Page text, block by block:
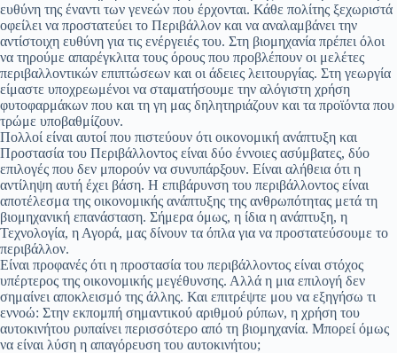
ευθύνη της έναντι των γενεών που έρχονται. Κάθε πολίτης ξεχωριστά
οφείλει να προστατεύει το Περιβάλλον και να αναλαμβάνει την
αντίστοιχη ευθύνη για τις ενέργειές του. Στη βιομηχανία πρέπει όλοι
να τηρούμε απαρέγκλιτα τους όρους που προβλέπουν οι μελέτες
περιβαλλοντικών επιπτώσεων και οι άδειες λειτουργίας. Στη γεωργία
είμαστε υποχρεωμένοι να σταματήσουμε την αλόγιστη χρήση
φυτοφαρμάκων που και τη γη μας δηλητηριάζουν και τα προϊόντα που
τρώμε υποβαθμίζουν.
Πολλοί είναι αυτοί που πιστεύουν ότι οικονομική ανάπτυξη και
Προστασία του Περιβάλλοντος είναι δύο έννοιες ασύμβατες, δύο
επιλογές που δεν μπορούν να συνυπάρξουν. Είναι αλήθεια ότι η
αντίληψη αυτή έχει βάση. Η επιβάρυνση του περιβάλλοντος είναι
αποτέλεσμα της οικονομικής ανάπτυξης της ανθρωπότητας μετά τη
βιομηχανική επανάσταση. Σήμερα όμως, η ίδια η ανάπτυξη, η
Τεχνολογία, η Αγορά, μας δίνουν τα όπλα για να προστατεύσουμε το
περιβάλλον.
Είναι προφανές ότι η προστασία του περιβάλλοντος είναι στόχος
υπέρτερος της οικονομικής μεγέθυνσης. Αλλά η μια επιλογή δεν
σημαίνει αποκλεισμό της άλλης. Και επιτρέψτε μου να εξηγήσω τι
εννοώ: Στην εκπομπή σημαντικού αριθμού ρύπων, η χρήση του
αυτοκινήτου ρυπαίνει περισσότερο από τη βιομηχανία. Μπορεί όμως
να είναι λύση η απαγόρευση του αυτοκινήτου;